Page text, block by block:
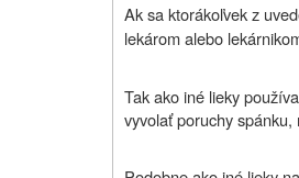
Ak sa ktorákoľvek z
lekárom alebo
Tak ako iné lieky
vyvolať poruchy